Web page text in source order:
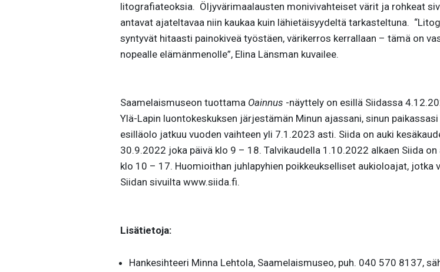
litografiateoksia. Öljyvärimaalausten monivivahteiset värit ja rohkeat
antavat ajateltavaa niin kaukaa kuin lähietäisyydeltä tarkasteltuna.
syntyvät hitaasti painokiveä työstäen, värikerros kerrallaan – tämä on
nopealle elämänmenolle”, Elina Länsman kuvailee.
Saamelaismuseon tuottama Oainnus -näyttely on esillä Siidassa
Ylä-Lapin luontokeskuksen järjestämän Minun ajassani, sinun
esilläolo jatkuu vuoden vaihteen yli 7.1.2023 asti. Siida on auki
30.9.2022 joka päivä klo 9 – 18. Talvikaudella 1.10.2022 alkaen Siida on
klo 10 – 17. Huomioithan juhlapyhien poikkeukselliset aukioloajat, jotka
Siidan sivuilta www.siida.fi.
Lisätietoja:
Hankesihteeri Minna Lehtola, Saamelaismuseo, puh. 040 570 8137,